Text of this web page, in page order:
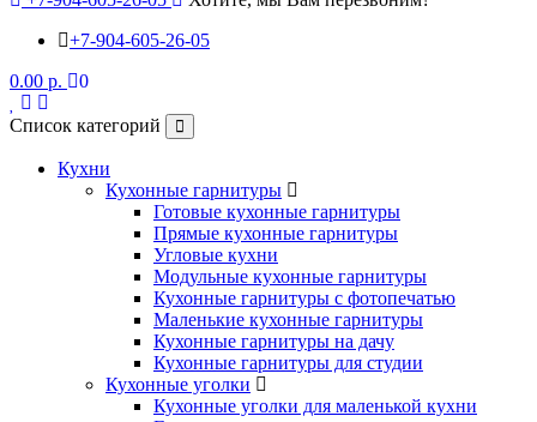
+7-904-605-26-05
0.00 р.
0
Список категорий
Кухни
Кухонные гарнитуры
Готовые кухонные гарнитуры
Прямые кухонные гарнитуры
Угловые кухни
Модульные кухонные гарнитуры
Кухонные гарнитуры с фотопечатью
Маленькие кухонные гарнитуры
Кухонные гарнитуры на дачу
Кухонные гарнитуры для студии
Кухонные уголки
Кухонные уголки для маленькой кухни